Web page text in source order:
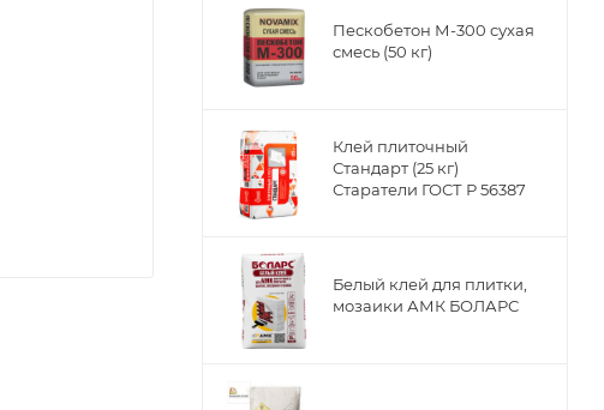
Пескобетон М-300 сухая
смесь (50 кг)
Клей плиточный
Стандарт (25 кг)
Старатели ГОСТ Р 56387
Белый клей для плитки,
мозаики АМК БОЛАРС